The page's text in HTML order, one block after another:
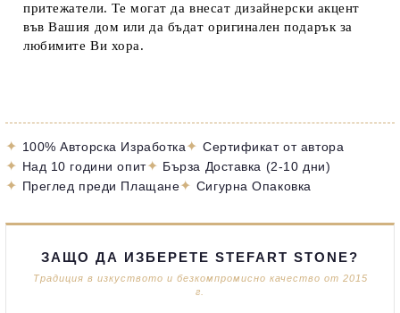
притежатели. Те могат да внесат дизайнерски акцент
във Вашия дом или да бъдат оригинален подарък за
любимите Ви хора.
✦ 100% Авторска Изработка✦ Сертификат от автора
✦ Над 10 години опит✦ Бърза Доставка (2-10 дни)
✦ Преглед преди Плащане✦ Сигурна Опаковка
ЗАЩО ДА ИЗБЕРЕТЕ STEFART STONE?
Традиция в изкуството и безкомпромисно качество от 2015
г.